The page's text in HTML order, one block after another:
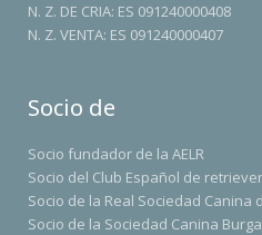
N. Z. DE CRIA: ES 091240000408
N. Z. VENTA: ES 091240000407
Socio de
Socio fundador de la AELR
Socio del Club Español de
Socio de la Real Sociedad Canina
Socio de la Sociedad Canina